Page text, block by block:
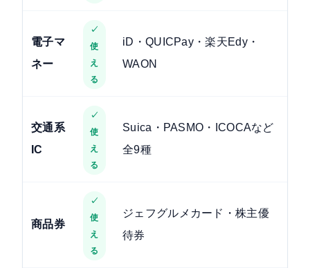
電子マ
ネー
✓
使
え
る
iD・QUICPay・楽天Edy・
WAON
交通系
IC
✓
使
え
る
Suica・PASMO・ICOCAなど
全9種
商品券
✓
使
え
る
ジェフグルメカード・株主優
待券